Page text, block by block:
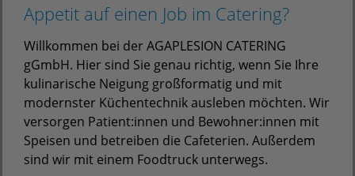
Appetit auf einen Job im Catering?
Willkommen bei der AGAPLESION CATERING
gGmbH. Hier sind Sie genau richtig, wenn Sie Ihre
kulinarische Neigung großformatig und mit
modernster Küchentechnik ausleben möchten. Wir
versorgen Patient:innen und Bewohner:innen mit
Speisen und betreiben die Cafeterien. Außerdem
sind wir mit einem Foodtruck unterwegs.